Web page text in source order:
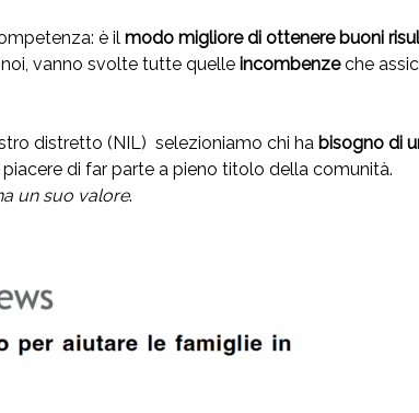
è il modo migliore di ottenere buoni
vanno svolte tutte quelle incombenzeche
distretto (NIL) selezioniamo chi ha bisogno di
di far parte a pieno titolo della comunità.
un suo valore.